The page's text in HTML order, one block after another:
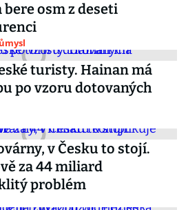
osm z deseti
turisty. Hainan má
po vzoru dotovaných
v Česku to stojí.
za 44 miliard
problém